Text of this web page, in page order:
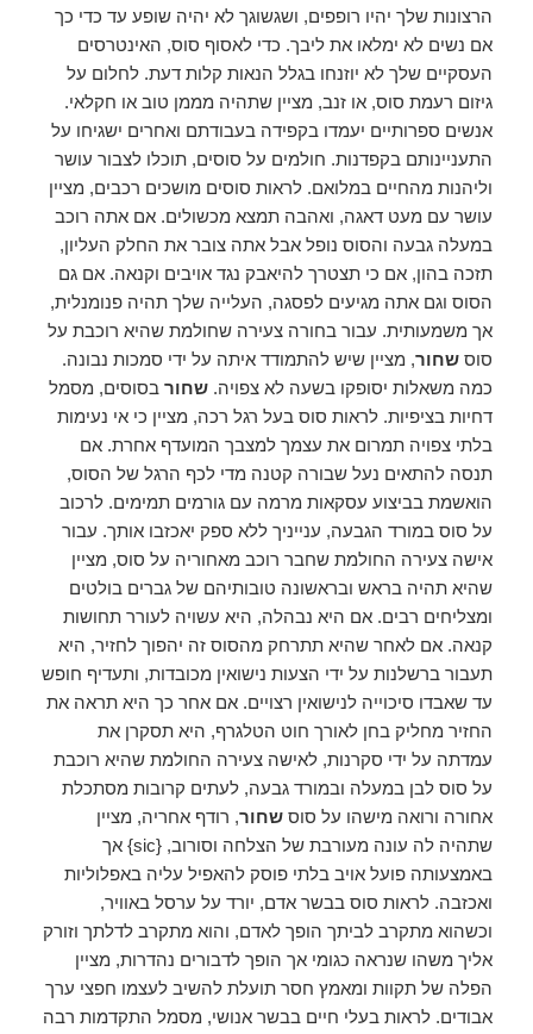
הרצונות שלך יהיו רופפים, ושגשוגך לא יהיה שופע עד כדי כך
אם נשים לא ימלאו את ליבך. כדי לאסוף סוס, האינטרסים
העסקיים שלך לא יוזנחו בגלל הנאות קלות דעת. לחלום על
גיזום רעמת סוס, או זנב, מציין שתהיה מממן טוב או חקלאי.
אנשים ספרותיים יעמדו בקפידה בעבודתם ואחרים ישגיחו על
התעניינותם בקפדנות. חולמים על סוסים, תוכלו לצבור עושר
וליהנות מהחיים במלואם. לראות סוסים מושכים רכבים, מציין
עושר עם מעט דאגה, ואהבה תמצא מכשולים. אם אתה רוכב
במעלה גבעה והסוס נופל אבל אתה צובר את החלק העליון,
תזכה בהון, אם כי תצטרך להיאבק נגד אויבים וקנאה. אם גם
הסוס וגם אתה מגיעים לפסגה, העלייה שלך תהיה פנומנלית,
אך משמעותית. עבור בחורה צעירה שחולמת שהיא רוכבת על
סוסשחור, מציין שיש להתמודד איתה על ידי סמכות נבונה.
כמה משאלות יסופקו בשעה לא צפויה.שחור בסוסים, מסמל
דחיות בציפיות. לראות סוס בעל רגל רכה, מציין כי אי נעימות
בלתי צפויה תמרום את עצמך למצבך המועדף אחרת. אם
תנסה להתאים נעל שבורה קטנה מדי לכף הרגל של הסוס,
הואשמת בביצוע עסקאות מרמה עם גורמים תמימים. לרכוב
על סוס במורד הגבעה, ענייניך ללא ספק יאכזבו אותך. עבור
אישה צעירה החולמת שחבר רוכב מאחוריה על סוס, מציין
שהיא תהיה בראש ובראשונה טובותיהם של גברים בולטים
ומצליחים רבים. אם היא נבהלה, היא עשויה לעורר תחושות
קנאה. אם לאחר שהיא תתרחק מהסוס זה יהפוך לחזיר, היא
תעבור ברשלנות על ידי הצעות נישואין מכובדות, ותעדיף חופש
עד שאבדו סיכוייה לנישואין רצויים. אם אחר כך היא תראה את
החזיר מחליק בחן לאורך חוט הטלגרף, היא תסקרן את
עמדתה על ידי סקרנות, לאישה צעירה החולמת שהיא רוכבת
על סוס לבן במעלה ובמורד גבעה, לעתים קרובות מסתכלת
אחורה ורואה מישהו על סוסשחור, רודף אחריה, מציין
שתהיה לה עונה מעורבת של הצלחה וסורוב, {sic} אך
באמצעותה פועל אויב בלתי פוסק להאפיל עליה באפלוליות
ואכזבה. לראות סוס בבשר אדם, יורד על ערסל באוויר,
וכשהוא מתקרב לביתך הופך לאדם, והוא מתקרב לדלתך וזורק
אליך משהו שנראה כגומי אך הופך לדבורים נהדרות, מציין
הפלה של תקוות ומאמץ חסר תועלת להשיב לעצמו חפצי ערך
אבודים. לראות בעלי חיים בבשר אנושי, מסמל התקדמות רבה